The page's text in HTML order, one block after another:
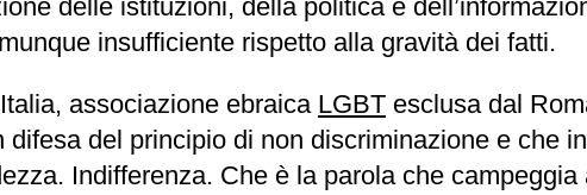
delle istituzioni, della politica e
insufficiente rispetto alla gravità dei fatti.
associazione ebraica LGBT esclusa dal
del principio di non discriminazione e che
Indifferenza. Che è la parola che